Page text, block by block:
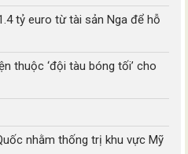
tỷ euro từ tài sản Nga để hỗ
thuộc ‘đội tàu bóng tối’ cho
nhằm thống trị khu vực Mỹ